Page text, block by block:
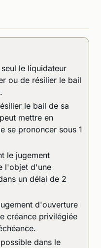
le liquidateur
ou de résilier le bail
le bail de sa
mettre en
se prononcer sous 1
le jugement
l'objet d'une
un délai de 2
d'ouverture
créance privilégiée
dans le